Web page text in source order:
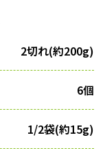
2切れ(約200g)
6個
1/2袋(約15g)